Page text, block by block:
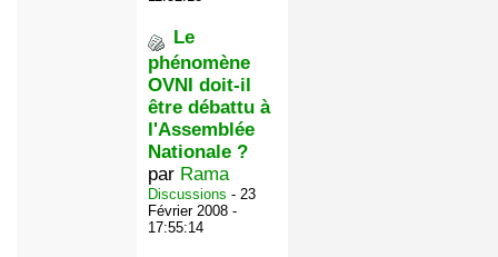
Le
phénomène
OVNI doit-il
être débattu à
l'Assemblée
Nationale ?
par Rama
Discussions - 23
Février 2008 -
17:55:14